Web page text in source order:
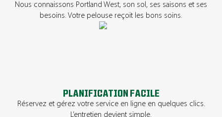
Nous connaissons Portland West, son sol, ses saisons et ses
besoins. Votre pelouse reçoit les bons soins.
PLANIFICATION FACILE
Réservez et gérez votre service en ligne en quelques clics.
L’entretien devient simple.